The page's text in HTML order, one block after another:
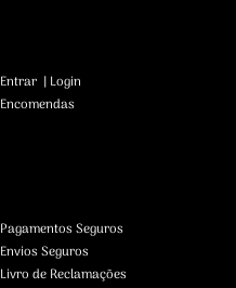
Entrar | Login
Encomendas
Pagamentos Seguros
Envios Seguros
Livro de Reclamações